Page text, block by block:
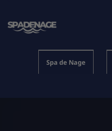
contenu
Spa de Nage